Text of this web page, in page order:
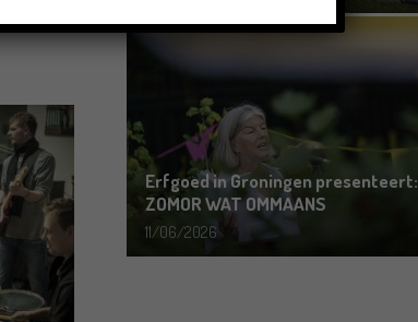
Erfgoed in Groningen presenteert:
ZOMOR WAT OMMAANS
11/06/2026